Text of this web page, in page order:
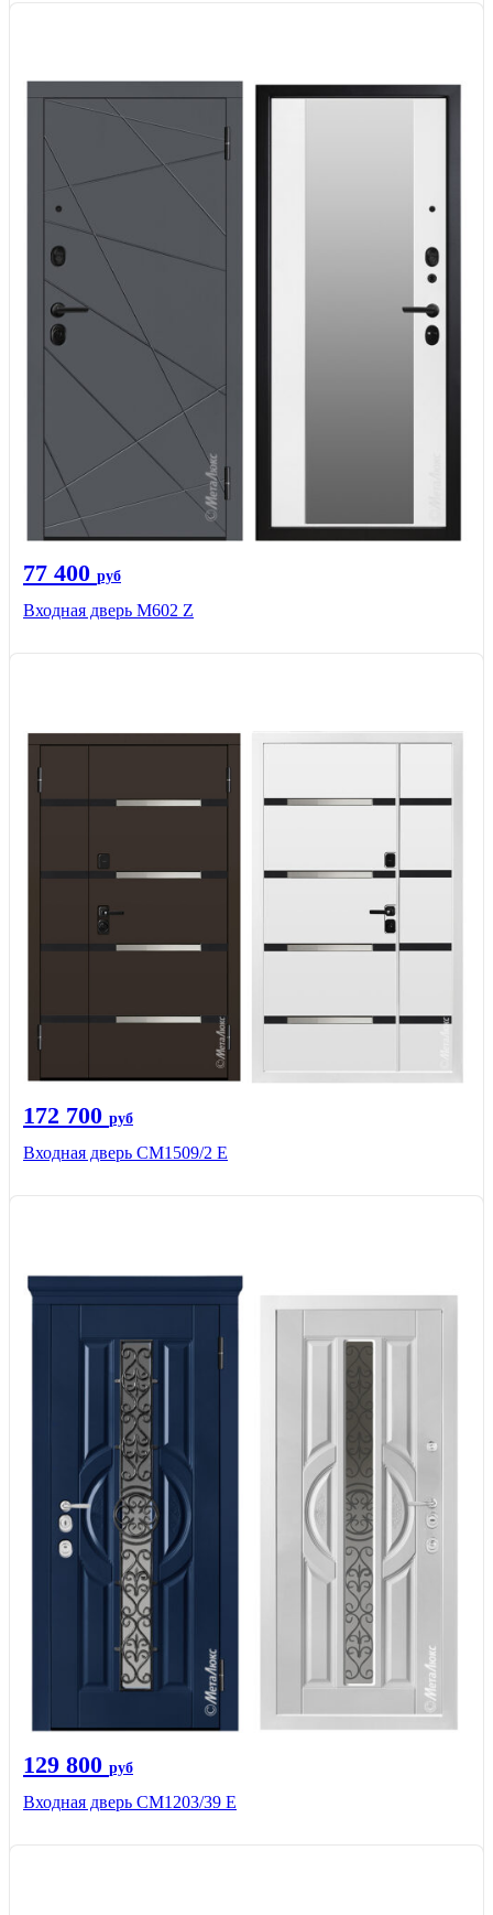
77 400 руб
Входная дверь М602 Z
172 700 руб
Входная дверь CМ1509/2 Е
129 800 руб
Входная дверь СМ1203/39 E